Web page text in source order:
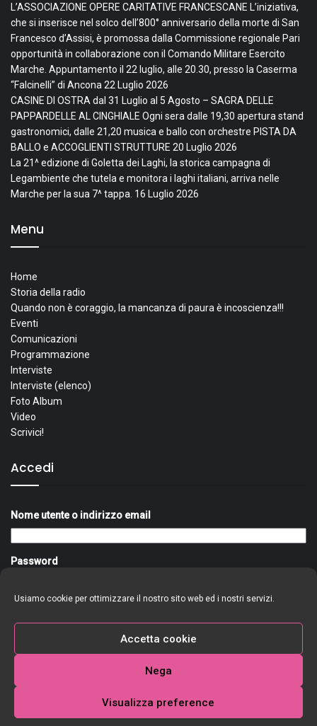
Usiamo cookie per ottimizzare il nostro sito web ed i nostri servizi.
Accetta cookie
Nega
Visualizza preference
L’ASSOCIAZIONE OPERE CARITATIVE FRANCESCANE L’iniziativa,
che si inserisce nel solco dell’800° anniversario della morte di San
Francesco d’Assisi, è promossa dalla Commissione regionale Pari
opportunità in collaborazione con il Comando Militare Esercito
Marche. Appuntamento il 22 luglio, alle 20.30, presso la Caserma
“Falcinelli” di Ancona 22 Luglio 2026
CASINE DI OSTRA dal 31 Luglio al 5 Agosto – SAGRA DELLE
PAPPARDELLE AL CINGHIALE Ogni sera dalle 19,30 apertura stand
gastronomici, dalle 21,20 musica e ballo con orchestre PISTA DA
BALLO e ACCOGLIENTI STRUTTURE 20 Luglio 2026
La 21^ edizione di Goletta dei Laghi, la storica campagna di
Legambiente che tutela e monitora i laghi italiani, arriva nelle
Marche per la sua 7^ tappa. 16 Luglio 2026
Menu
Home
Storia della radio
Quando non è coraggio, la mancanza di paura è incoscienza!!!
Eventi
Comunicazioni
Programmazione
Interviste
Interviste (elenco)
Foto Album
Video
Scrivici!
Accedi
Nome utente o indirizzo email
Password
Ricordami